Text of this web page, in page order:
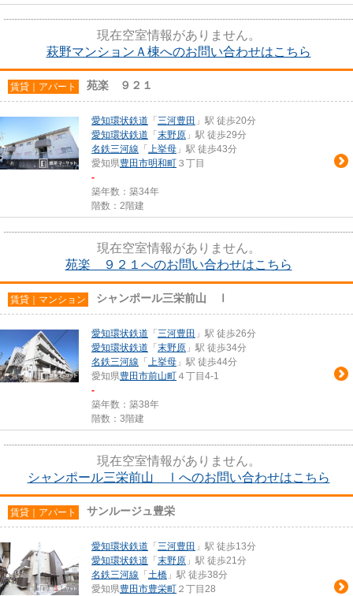
現在空室情報がありません。
萩野マンションＡ棟へのお問い合わせはこちら
賃貸｜アパート 苑楽 ９２１
愛知環状鉄道 「 三河豊田 」駅 徒歩20分
愛知環状鉄道 「 末野原 」駅 徒歩29分
名鉄三河線 「 上挙母 」駅 徒歩43分
愛知県豊田市明和町 ３丁目
-
築年数：築34年
階数：2階建
現在空室情報がありません。
苑楽 ９２１へのお問い合わせはこちら
賃貸｜マンション シャンポール三栄前山 Ⅰ
愛知環状鉄道 「 三河豊田 」駅 徒歩26分
愛知環状鉄道 「 末野原 」駅 徒歩34分
名鉄三河線 「 上挙母 」駅 徒歩44分
愛知県豊田市前山町 ４丁目4-1
-
築年数：築38年
階数：3階建
現在空室情報がありません。
シャンポール三栄前山 Ⅰへのお問い合わせはこちら
賃貸｜アパート サンルージュ豊栄
愛知環状鉄道 「 三河豊田 」駅 徒歩13分
愛知環状鉄道 「 末野原 」駅 徒歩21分
名鉄三河線 「 土橋 」駅 徒歩38分
愛知県豊田市豊栄町 ２丁目28